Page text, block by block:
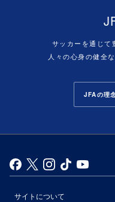
サッカーを通じて
人々の心身の健全
JFAの理
サイトについて